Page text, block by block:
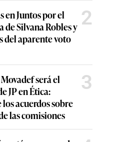
en Juntos por el
de Silvana Robles y
del aparente voto
2
será el
JP en Ética:
acuerdos sobre
las comisiones
3